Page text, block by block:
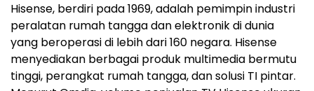
Hisense, berdiri pada 1969, adalah pemimpin industri
peralatan rumah tangga dan elektronik di dunia
yang beroperasi di lebih dari 160 negara. Hisense
menyediakan berbagai produk multimedia bermutu
tinggi, perangkat rumah tangga, dan solusi TI pintar.